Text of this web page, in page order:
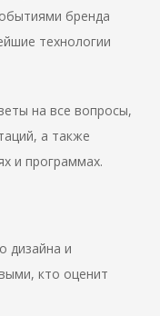
бренда
технологии
на все вопросы,
а также
и программах.
дизайна и
кто оценит